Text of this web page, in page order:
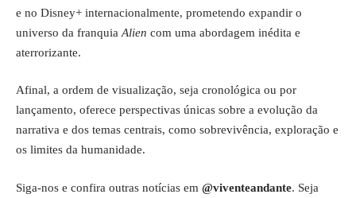
e no Disney+ internacionalmente, prometendo expandir o
universo da franquia Alien com uma abordagem inédita e
aterrorizante.
Afinal, a ordem de visualização, seja cronológica ou por
lançamento, oferece perspectivas únicas sobre a evolução da
narrativa e dos temas centrais, como sobrevivência, exploração e
os limites da humanidade.
Siga-nos e confira outras notícias em @viventeandante. Seja